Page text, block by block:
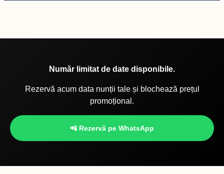
Număr limitat de date disponibile.
Rezervă acum data nunții tale și blochează prețul
promoțional.
📲 Rezervă pe WhatsApp